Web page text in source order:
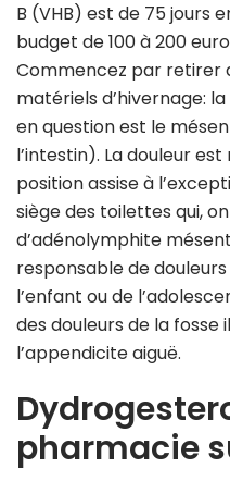
B (VHB) est de 75 jours
budget de 100 à 200
Commencez par retirer
matériels d’hivernage:
en question est le
l’intestin). La douleur
position assise à
siège des toilettes qui,
d’adénolymphite
responsable de
l’enfant ou de
des douleurs de la fosse
l’appendicite aiguë.
pharmacie